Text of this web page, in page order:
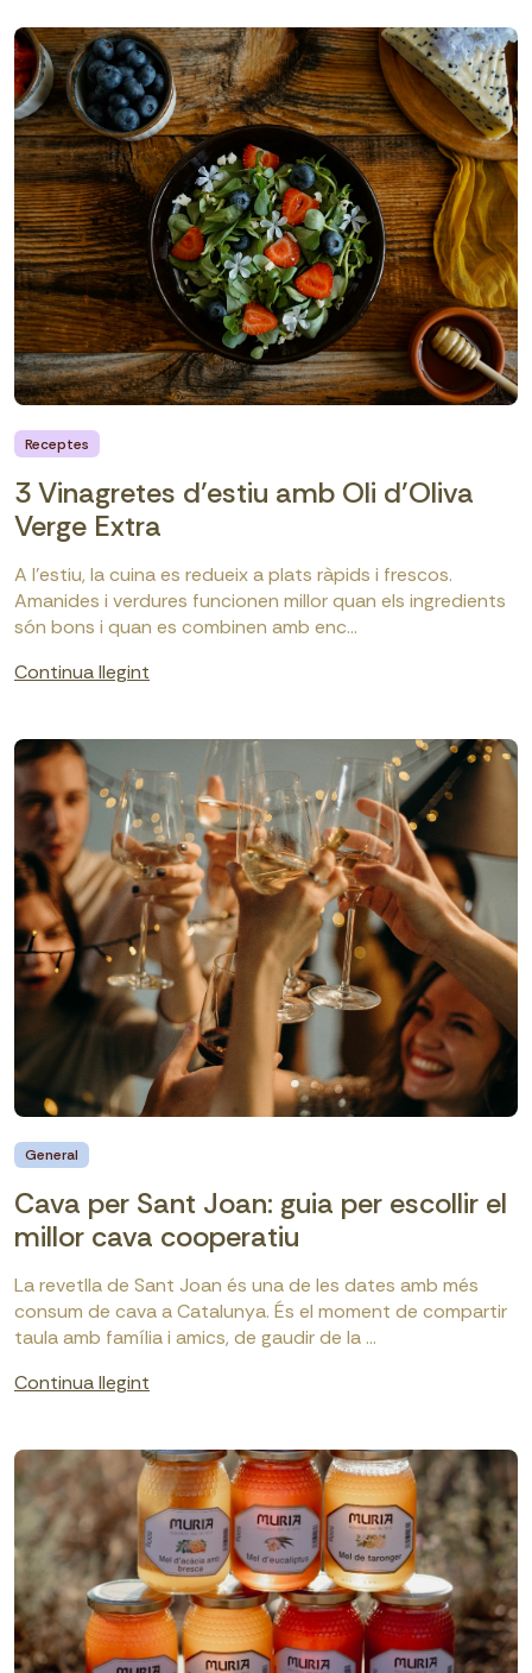
Receptes
3 Vinagretes d’estiu amb Oli d’Oliva
Verge Extra
A l’estiu, la cuina es redueix a plats ràpids i frescos.
Amanides i verdures funcionen millor quan els ingredients
són bons i quan es combinen amb enc...
Continua llegint
General
Cava per Sant Joan: guia per escollir el
millor cava cooperatiu
La revetlla de Sant Joan és una de les dates amb més
consum de cava a Catalunya. És el moment de compartir
taula amb família i amics, de gaudir de la ...
Continua llegint